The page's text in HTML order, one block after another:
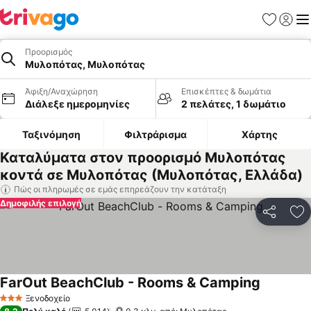
Προορισμός
Μυλοπότας, Μυλοπότας
Άφιξη/Αναχώρηση
Διάλεξε ημερομηνίες
Επισκέπτες & δωμάτια
2 πελάτες, 1 δωμάτιο
Ταξινόμηση Φιλτράρισμα Χάρτης
Καταλύματα στον προορισμό Μυλοπότας
κοντά σε Μυλοπότας (Μυλοπότας, Ελλάδα)
Πώς οι πληρωμές σε εμάς επηρεάζουν την κατάταξη
Δημοφιλής επιλογή
3 ΑστέριαΞενοδοχείο
FarOut BeachClub - Rooms & Camping